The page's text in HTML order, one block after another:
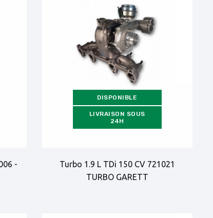
-
DISPONIBLE
LIVRAISON SOUS
24H
Turbo 1.9 L TDi 150 CV 721021
TURBO GARETT